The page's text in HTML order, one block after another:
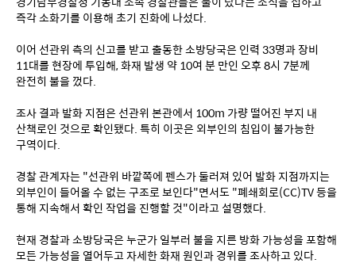
즉각 소화기를 이용해 초기 진화에 나섰다.
이어 선관위 측의 신고를 받고 출동한 소방당국은 인력 33명과 장비
11대를 현장에 투입해, 화재 발생 약 10여 분 만인 오후 8시 7분께
완전히 불을 껐다.
조사 결과 발화 지점은 선관위 본관에서 100m 가량 떨어진 부지 내
산책로인 것으로 확인됐다. 특히 이곳은 외부인의 침입이 불가능한
구역이다.
경찰 관계자는 "선관위 바깥쪽에 펜스가 둘러져 있어 발화 지점까지는
외부인이 들어올 수 없는 구조로 보인다"면서도 "폐쇄회로(CC)TV 등을
통해 지속해서 확인 작업을 진행할 것"이라고 설명했다.
현재 경찰과 소방당국은 누군가 일부러 불을 지른 방화 가능성을 포함해
모든 가능성을 열어두고 자세한 화재 원인과 경위를 조사하고 있다.